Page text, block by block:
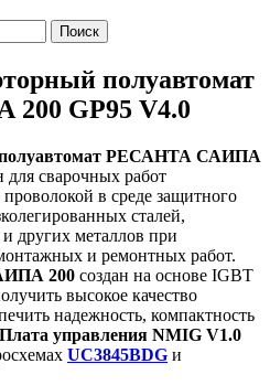
полуавтомат
GP95 V4.0
РЕСАНТА САИПА
для сварочных работ
в среде защитного
сталей,
других металлов при
и ремонтных работ.
200 создан на основе IGBT
высокое качество
надежность, компактность
Плата управления NMIG V1.0
UC3845BDG и